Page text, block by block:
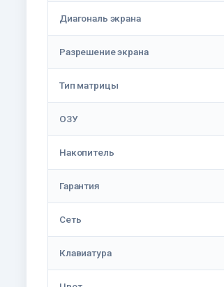
Диагональ экрана
Разрешение экрана
Тип матрицы
ОЗУ
Накопитель
Гарантия
Сеть
Клавиатура